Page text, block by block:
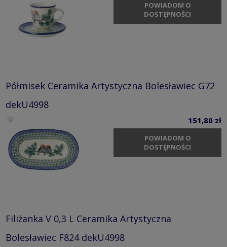
POWIADOM O
DOSTĘPNOŚCI
Półmisek Ceramika Artystyczna Bolesławiec G72
dekU4998
151,80 zł
POWIADOM O
DOSTĘPNOŚCI
Filiżanka V 0,3 L Ceramika Artystyczna
Bolesławiec F824 dekU4998